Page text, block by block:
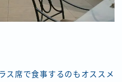
ス席で食事するのもオススメ